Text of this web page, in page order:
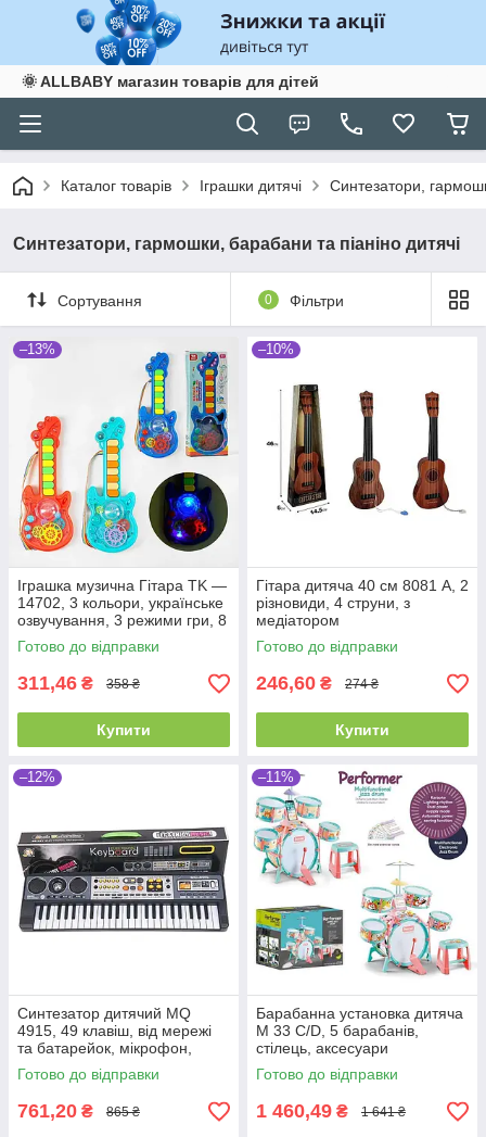
🌞 ALLBABY магазин товарів для дітей
Каталог товарів Іграшки дитячі Синтезатори,
Синтезатори, гармошки, барабани та піаніно дитячі
Сортування 0 Фільтри
–13%
Іграшка музична Гітара TK —
14702, 3 кольори, українське
озвучування, 3 режими гри, 8
пісень, піаніно
Готово до відправки
311,46 ₴ 358 ₴
Купити
–10%
Гітара дитяча 40 см 8081 A, 2
різновиди, 4 струни, з
медіатором
Готово до відправки
246,60 ₴ 274 ₴
Купити
–12%
Синтезатор дитячий MQ
4915, 49 клавіш, від мережі
та батарейок, мікрофон,
роз'єм для навушників
Готово до відправки
761,20 ₴ 865 ₴
–11%
Барабанна установка дитяча
M 33 C/D, 5 барабанів,
стілець, аксесуари
Готово до відправки
1 460,49 ₴ 1 641 ₴